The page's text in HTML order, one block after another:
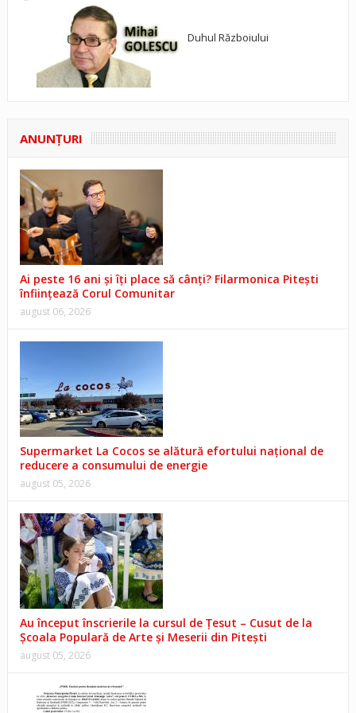
Duhul Războiului
ANUNŢURI
Ai peste 16 ani și îți place să cânți? Filarmonica Pitești
înființează Corul Comunitar
august 06, 2026
Supermarket La Cocos se alătură efortului național de
reducere a consumului de energie
august 05, 2026
Au început înscrierile la cursul de Țesut – Cusut de la
Școala Populară de Arte și Meserii din Pitești
august 05, 2026